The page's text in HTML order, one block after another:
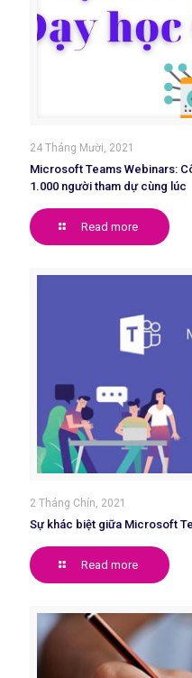
24 Tháng Mười, 2021
Microsoft Teams Webinars:
1.000 người tham dự cùng lúc
Read more
2 Tháng Chín, 2021
Sự khác biệt giữa Microsoft
Read more